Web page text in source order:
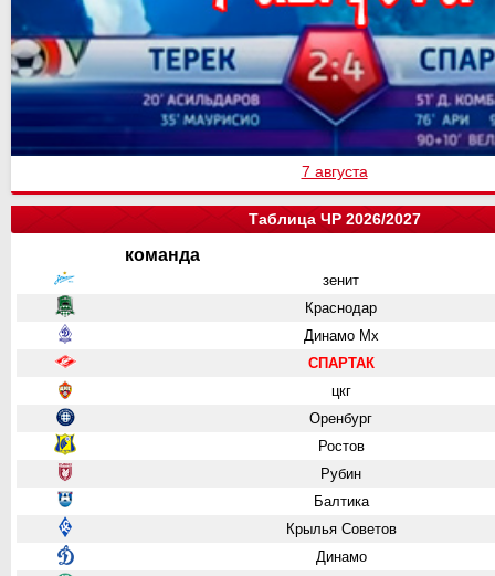
7 августа
Таблица ЧР 2026/2027
команда
зенит
Краснодар
Динамо Мх
СПАРТАК
цкг
Оренбург
Ростов
Рубин
Балтика
Крылья Советов
Динамо